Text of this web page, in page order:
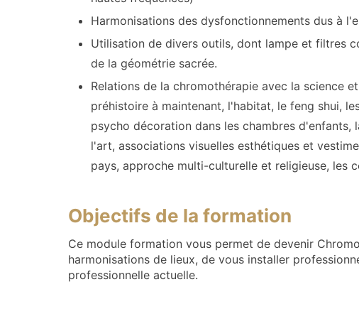
Harmonisations des dysfonctionnements dus à
Utilisation de divers outils, dont lampe et filtres
de la géométrie sacrée.
Relations de la chromothérapie avec la science
préhistoire à maintenant, l'habitat, le feng shui,
psycho décoration dans les chambres
l'art, associations visuelles esthétiques et
pays, approche multi-culturelle et religieuse, les
Objectifs de la formation
Ce module formation vous permet de devenir
harmonisations de lieux, de vous installer
professionnelle actuelle.